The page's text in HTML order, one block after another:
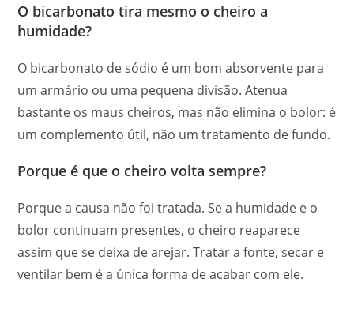
O bicarbonato tira mesmo o cheiro a
humidade?
O bicarbonato de sódio é um bom absorvente para
um armário ou uma pequena divisão. Atenua
bastante os maus cheiros, mas não elimina o bolor: é
um complemento útil, não um tratamento de fundo.
Porque é que o cheiro volta sempre?
Porque a causa não foi tratada. Se a humidade e o
bolor continuam presentes, o cheiro reaparece
assim que se deixa de arejar. Tratar a fonte, secar e
ventilar bem é a única forma de acabar com ele.